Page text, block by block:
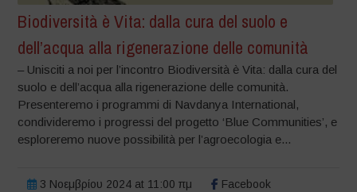
Biodiversità è Vita: dalla cura del suolo e
dell’acqua alla rigenerazione delle comunità
– Unisciti a noi per l’incontro Biodiversità è Vita: dalla cura del
suolo e dell’acqua alla rigenerazione delle comunità.
Presenteremo i programmi di Navdanya International,
condivideremo i progressi del progetto ‘Blue Communities’, e
esploreremo nuove possibilità per l’agroecologia e...
3 Νοεμβρίου 2024 at 11:00 πμ Facebook